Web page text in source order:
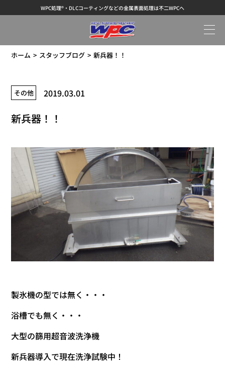
WPC処理®・DLCコーティングなどの金属表面処理は不二WPCへ
ホーム スタッフブログ 新兵器！！
その他 2019.03.01
新兵器！！
製氷機の型では無く・・・
浴槽でも無く・・・
大型の篩用超音波洗浄機
新兵器導入で現在洗浄試験中！